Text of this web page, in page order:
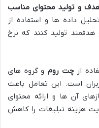
و تولید محتوای مناسب
داده ها و استفاده از
تولید کنند که نرخ
ازچت روم و گروه های
است. این تعامل باعث
آن ها و ارائه محتوای
هزینه تبلیغات را کاهش